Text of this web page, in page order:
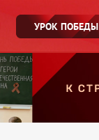
УРОК ПОБЕДЫ